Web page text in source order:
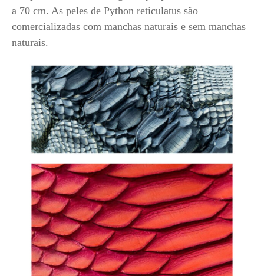
a 70 cm. As peles de Python reticulatus são
comercializadas com manchas naturais e sem manchas
naturais.